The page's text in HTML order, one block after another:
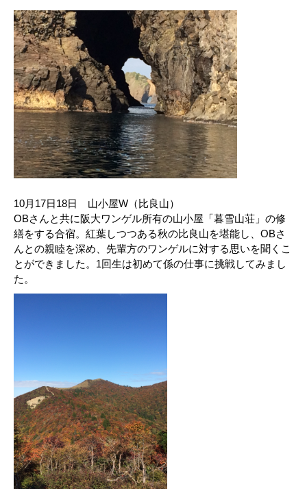
10月17日18日 山小屋W（比良山）
OBさんと共に阪大ワンゲル所有の山小屋「暮雪山荘」の修
繕をする合宿。紅葉しつつある秋の比良山を堪能し、OBさ
んとの親睦を深め、先輩方のワンゲルに対する思いを聞くこ
とができました。1回生は初めて係の仕事に挑戦してみまし
た。